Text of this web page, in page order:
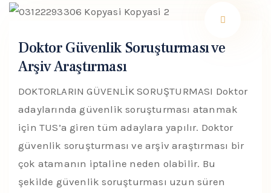
Doktor Güvenlik Soruşturması ve
Arşiv Araştırması
DOKTORLARIN GÜVENLİK SORUŞTURMASI Doktor
adaylarında güvenlik soruşturması atanmak
için TUS’a giren tüm adaylara yapılır. Doktor
güvenlik soruşturması ve arşiv araştırması bir
çok atamanın iptaline neden olabilir. Bu
şekilde güvenlik soruşturması uzun süren